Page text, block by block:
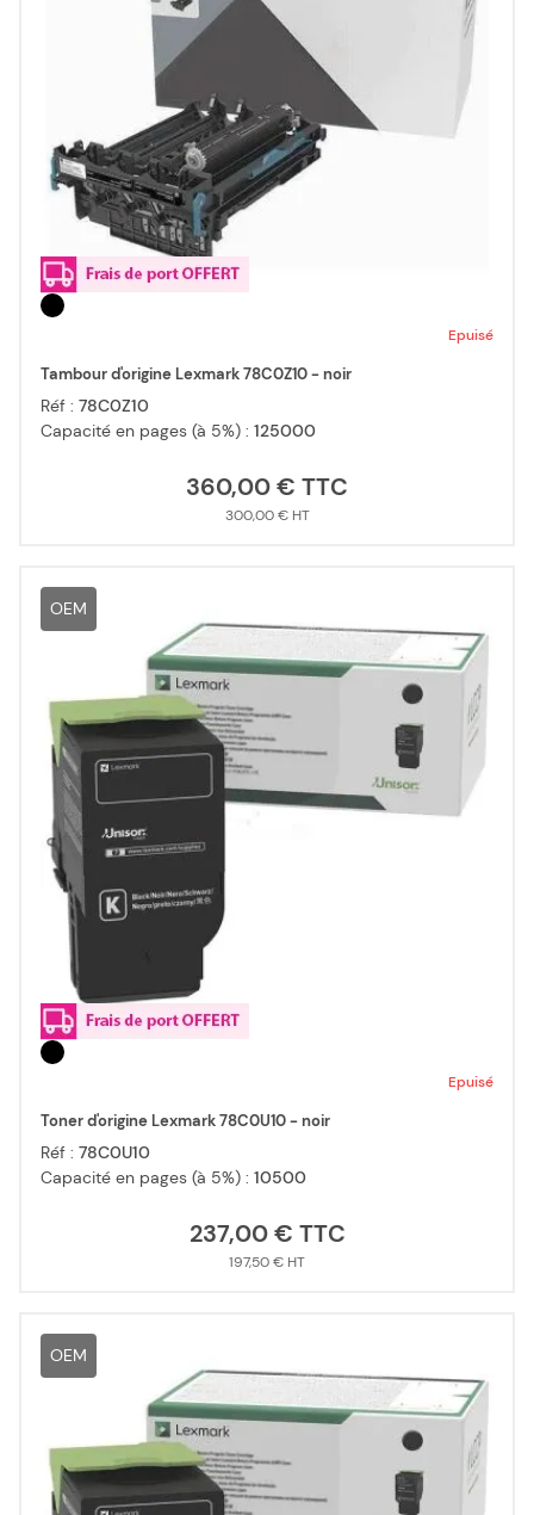
Epuisé
Tambour d'origine Lexmark 78C0Z10 - noir
Réf : 78C0Z10
Capacité en pages (à 5%) : 125000
360,00 €
300,00 €
OEM
Epuisé
Toner d'origine Lexmark 78C0U10 - noir
Réf : 78C0U10
Capacité en pages (à 5%) : 10500
237,00 €
197,50 €
OEM